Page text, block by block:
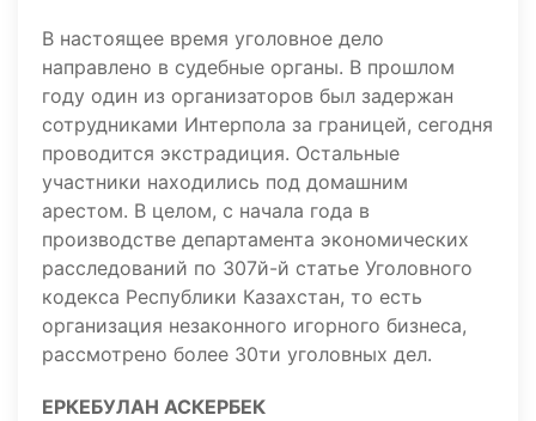
В настоящее время уголовное дело
направлено в судебные органы. В прошлом
году один из организаторов был задержан
сотрудниками Интерпола за границей, сегодня
проводится экстрадиция. Остальные
участники находились под домашним
арестом. В целом, с начала года в
производстве департамента экономических
расследований по 307й-й статье Уголовного
кодекса Республики Казахстан, то есть
организация незаконного игорного бизнеса,
рассмотрено более 30ти уголовных дел.
ЕРКЕБУЛАН АСКЕРБЕК